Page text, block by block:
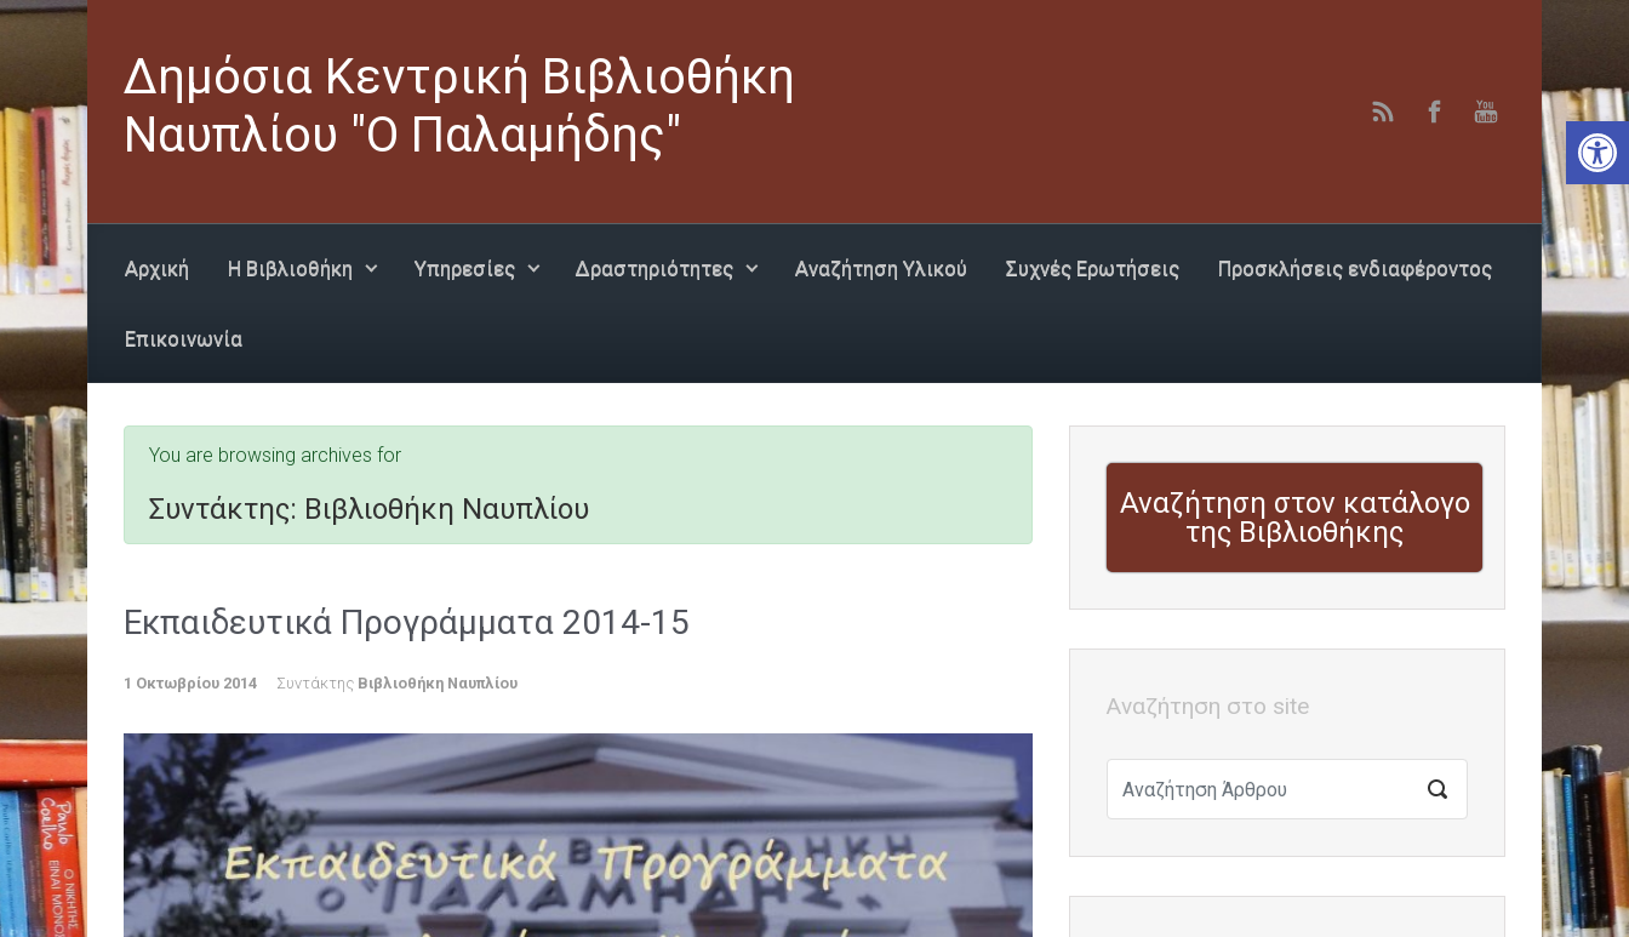
Δημόσια Κεντρική Βιβλιοθήκη
Ναυπλίου "Ο Παλαμήδης"
Αρχική Η Βιβλιοθήκη Υπηρεσίες Δραστηριότητες Αναζήτηση Υλικού Συχνές Ερωτήσεις Προσκλήσεις ενδιαφέροντος
Επικοινωνία
You are browsing archives for
Συντάκτης: Βιβλιοθήκη Ναυπλίου
Εκπαιδευτικά Προγράμματα 2014-15
1 Οκτωβρίου 2014 Συντάκτης Βιβλιοθήκη Ναυπλίου
Αναζήτηση στον κατάλογο
της Βιβλιοθήκης
Αναζήτηση στο site